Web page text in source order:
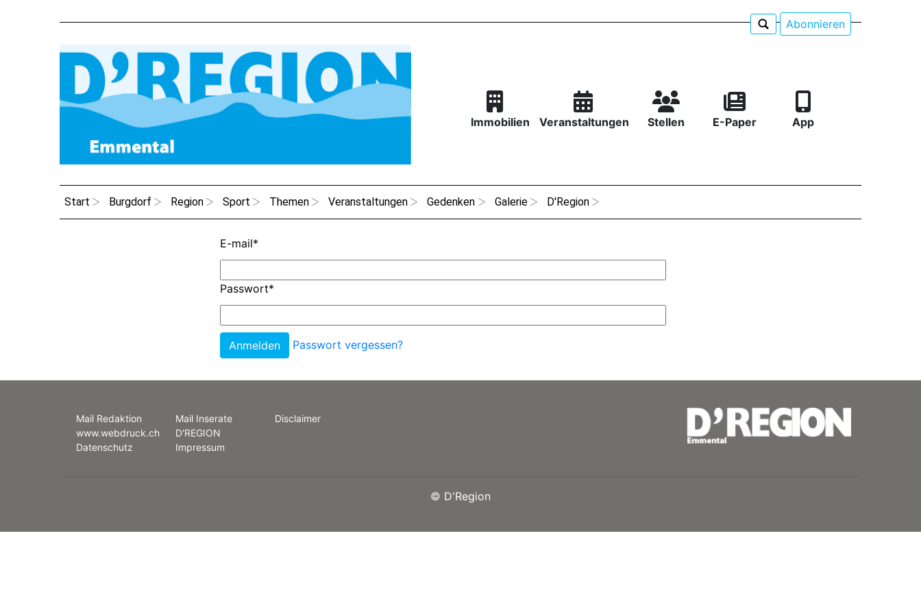
Abonnieren
Immobilien Veranstaltungen Stellen E-Paper App
Start Burgdorf Region Sport Themen Veranstaltungen Gedenken Galerie D'Region
E-mail*
Passwort*
Passwort vergessen?
Mail Redaktion
www.webdruck.ch
Datenschutz
Mail Inserate
D'REGION
Impressum
Disclaimer
© D'Region